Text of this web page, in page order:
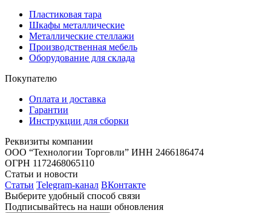
Пластиковая тара
Шкафы металлические
Металлические стеллажи
Производственная мебель
Оборудование для склада
Покупателю
Оплата и доставка
Гарантии
Инструкции для сборки
Реквизиты компании
ООО “Технологии Торговли” ИНН 2466186474
ОГРН 1172468065110
Статьи и новости
Статьи Telegram-канал ВКонтакте
Выберите удобный способ связи
Подписывайтесь на наши обновления